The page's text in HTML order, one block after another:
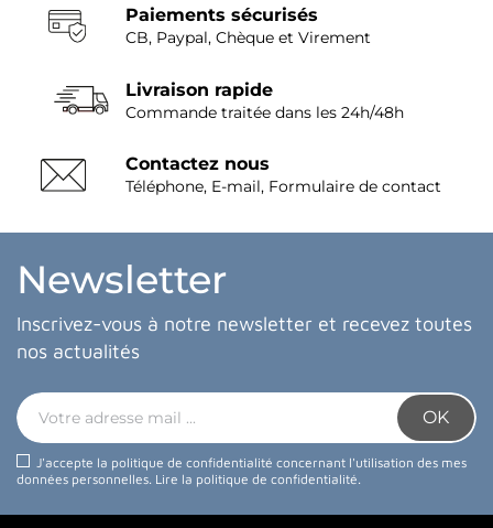
Paiements sécurisés
CB, Paypal, Chèque et Virement
Livraison rapide
Commande traitée dans les 24h/48h
Contactez nous
Téléphone, E-mail, Formulaire de contact
Newsletter
Inscrivez-vous à notre newsletter et recevez toutes
nos actualités
J'accepte la politique de confidentialité concernant l'utilisation des mes
données personnelles. Lire la politique de confidentialité.